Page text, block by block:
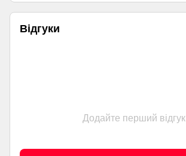
Відгуки
Додайте перший відгук